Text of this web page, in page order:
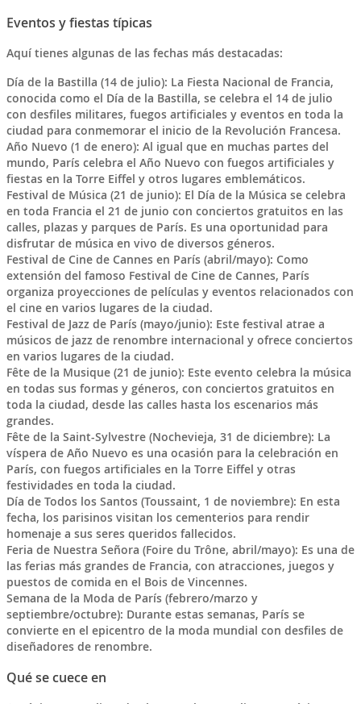
Eventos y fiestas típicas
Aquí tienes algunas de las fechas más destacadas:
Día de la Bastilla (14 de julio): La Fiesta Nacional de Francia,
conocida como el Día de la Bastilla, se celebra el 14 de julio
con desfiles militares, fuegos artificiales y eventos en toda la
ciudad para conmemorar el inicio de la Revolución Francesa.
Año Nuevo (1 de enero): Al igual que en muchas partes del
mundo, París celebra el Año Nuevo con fuegos artificiales y
fiestas en la Torre Eiffel y otros lugares emblemáticos.
Festival de Música (21 de junio): El Día de la Música se celebra
en toda Francia el 21 de junio con conciertos gratuitos en las
calles, plazas y parques de París. Es una oportunidad para
disfrutar de música en vivo de diversos géneros.
Festival de Cine de Cannes en París (abril/mayo): Como
extensión del famoso Festival de Cine de Cannes, París
organiza proyecciones de películas y eventos relacionados con
el cine en varios lugares de la ciudad.
Festival de Jazz de París (mayo/junio): Este festival atrae a
músicos de jazz de renombre internacional y ofrece conciertos
en varios lugares de la ciudad.
Fête de la Musique (21 de junio): Este evento celebra la música
en todas sus formas y géneros, con conciertos gratuitos en
toda la ciudad, desde las calles hasta los escenarios más
grandes.
Fête de la Saint-Sylvestre (Nochevieja, 31 de diciembre): La
víspera de Año Nuevo es una ocasión para la celebración en
París, con fuegos artificiales en la Torre Eiffel y otras
festividades en toda la ciudad.
Día de Todos los Santos (Toussaint, 1 de noviembre): En esta
fecha, los parisinos visitan los cementerios para rendir
homenaje a sus seres queridos fallecidos.
Feria de Nuestra Señora (Foire du Trône, abril/mayo): Es una de
las ferias más grandes de Francia, con atracciones, juegos y
puestos de comida en el Bois de Vincennes.
Semana de la Moda de París (febrero/marzo y
septiembre/octubre): Durante estas semanas, París se
convierte en el epicentro de la moda mundial con desfiles de
diseñadores de renombre.
Qué se cuece en